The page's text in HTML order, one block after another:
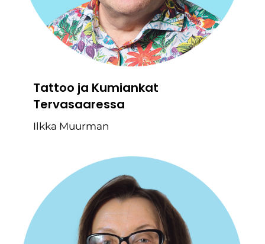
Tattoo ja Kumiankat
Tervasaaressa
Ilkka Muurman